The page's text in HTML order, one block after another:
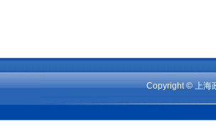
Copyright © 上海